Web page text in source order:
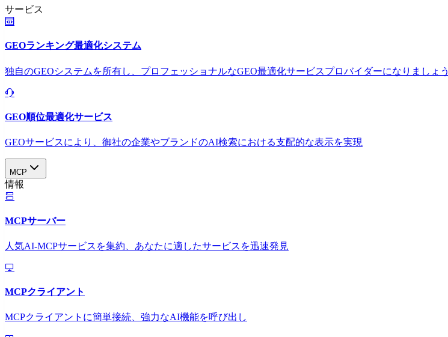
サービス
GEOランキング最適化システム
独自のGEOシステムを所有し、プロフェッショナルなGEO最適化サービスプロバイダーになりましょう
GEO順位最適化サービス
GEOサービスにより、御社の企業やブランドのAI検索における支配的な表示を実現​
MCP
情報
MCPサーバー
人気AI-MCPサービスを集約、あなたに適したサービスを迅速発見
MCPクライアント
MCPクライアントに簡単接続、強力なAI機能を呼び出し